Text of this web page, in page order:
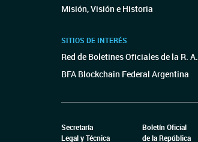
Misión, Visión e Historia
SITIOS DE INTERÉS
Red de Boletines Oficiales de la R. A.
BFA Blockchain Federal Argentina
Secretaría
Legal y Técnica
Boletín Oficial
de la República